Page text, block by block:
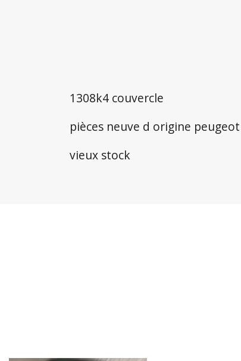
1308k4 couvercle
pièces neuve d origine peugeot
vieux stock